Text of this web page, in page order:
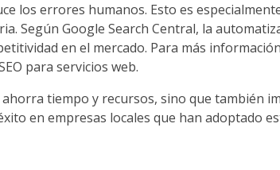
los errores humanos. Esto es
Según Google Search Central, la
en el mercado. Para más
para servicios web.
tiempo y recursos, sino que también
en empresas locales que han adoptado